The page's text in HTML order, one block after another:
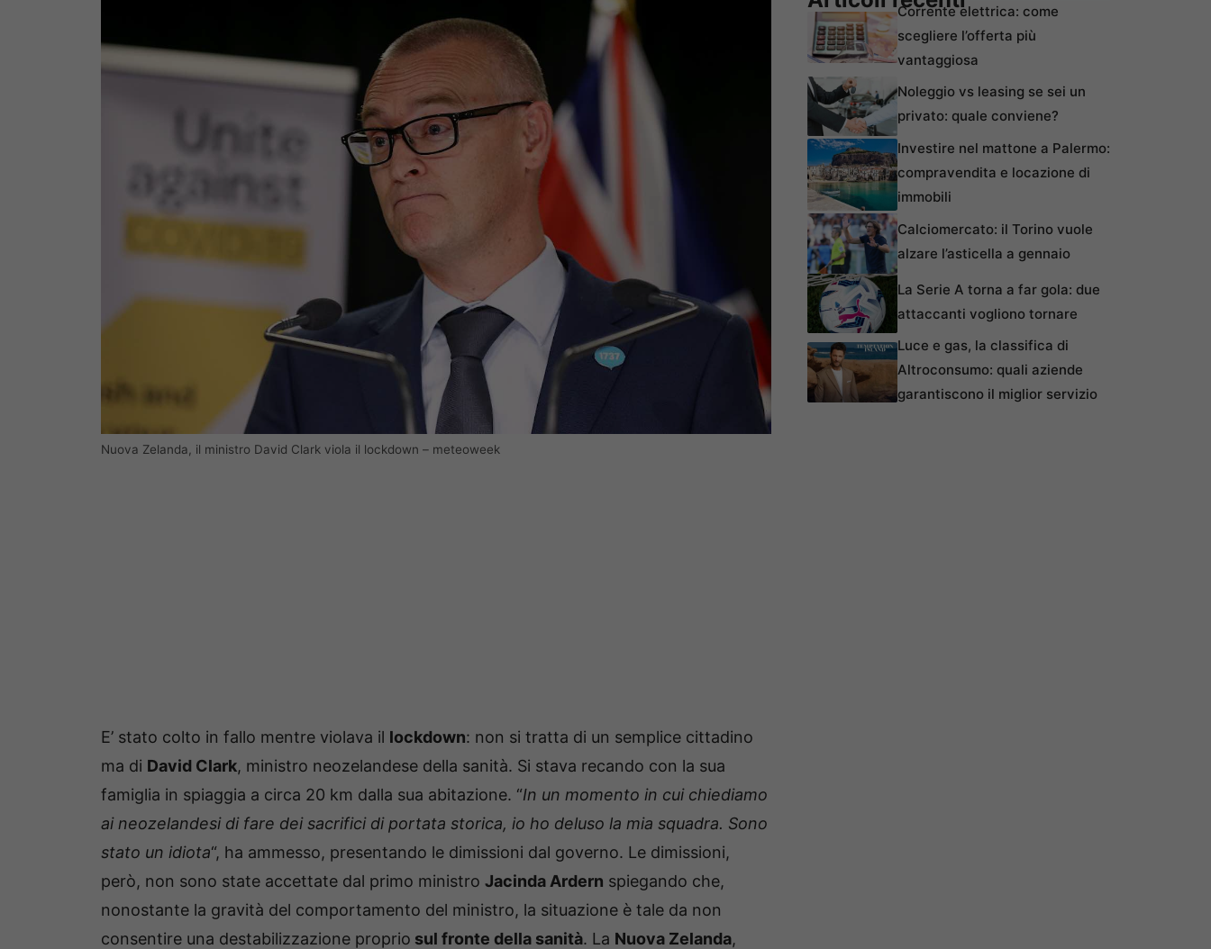
Nuova Zelanda, il ministro David Clark viola il lockdown – meteoweek
E’ stato colto in fallo mentre violava il lockdown: non si tratta di un semplice cittadino
ma di David Clark, ministro neozelandese della sanità. Si stava recando con la sua
famiglia in spiaggia a circa 20 km dalla sua abitazione. “In un momento in cui chiediamo
ai neozelandesi di fare dei sacrifici di portata storica, io ho deluso la mia squadra. Sono
stato un idiota“, ha ammesso, presentando le dimissioni dal governo. Le dimissioni,
però, non sono state accettate dal primo ministro Jacinda Ardern spiegando che,
nonostante la gravità del comportamento del ministro, la situazione è tale da non
consentire una destabilizzazione proprio sul fronte della sanità. La Nuova Zelanda,
Corrente elettrica: come
scegliere l’offerta più
vantaggiosa
Noleggio vs leasing se sei un
privato: quale conviene?
Investire nel mattone a Palermo:
compravendita e locazione di
immobili
Calciomercato: il Torino vuole
alzare l’asticella a gennaio
La Serie A torna a far gola: due
attaccanti vogliono tornare
Luce e gas, la classifica di
Altroconsumo: quali aziende
garantiscono il miglior servizio